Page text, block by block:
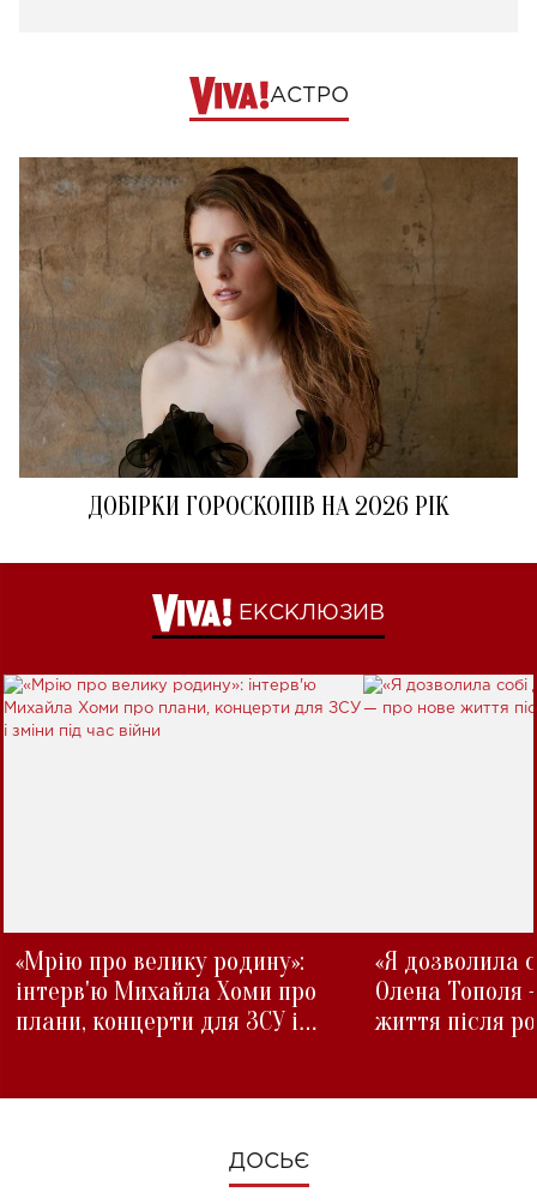
АСТРО
ДОБІРКИ ГОРОСКОПІВ НА 2026 РІК
ЕКСКЛЮЗИВ
«Мрію про велику родину»:
інтерв'ю Михайла Хоми про
плани, концерти для ЗСУ і
«Я дозволила
Олена Тополя
життя після
ДОСЬЄ